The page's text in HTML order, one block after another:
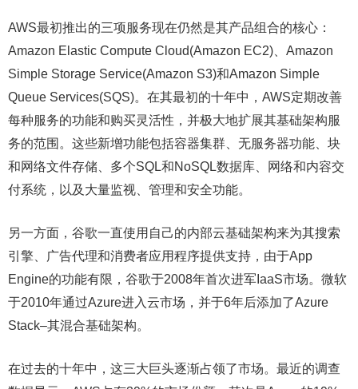
AWS最初推出的三项服务现在仍然是其产品组合的核心：
Amazon Elastic Compute Cloud(Amazon EC2)、Amazon
Simple Storage Service(Amazon S3)和Amazon Simple
Queue Services(SQS)。在其最初的十年中，AWS定期改善
每种服务的功能和购买灵活性，并极大地扩展其基础架构服
务的范围。这些新增功能包括容器集群、无服务器功能、块
和网络文件存储、多个SQL和NoSQL数据库、网络和内容交
付系统，以及大量监视、管理和安全功能。
另一方面，谷歌一直使用自己的内部云基础架构来为其搜索
引擎、广告代理和消费者应用程序提供支持，由于App
Engine的功能有限，谷歌于2008年首次进军IaaS市场。微软
于2010年通过Azure进入云市场，并于6年后添加了Azure
Stack–其混合基础架构。
在过去的十年中，这三大巨头逐渐占领了市场。最近的调查